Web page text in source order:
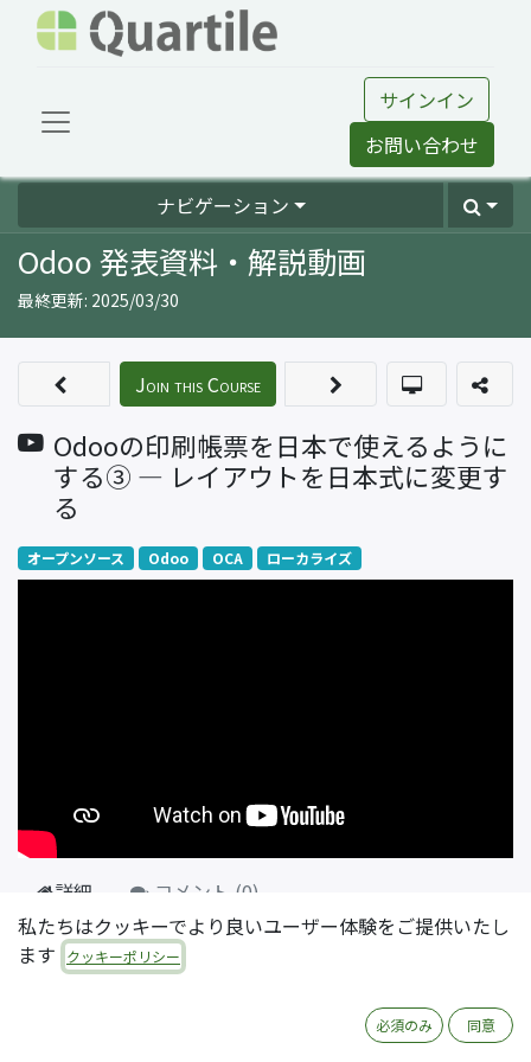
サインイン
お問い合わせ
ナビゲーション
Odoo 発表資料・解説動画
最終更新: 2025/03/30
Odooの印刷帳票を日本で使えるように
する③ ― レイアウトを日本式に変更す
る
Join this Course
オープンソース Odoo OCA ローカライズ
詳細 コメント (0)
日本でOdooの印刷帳票を使うときにありがちな課題のう
ち、帳票のレイアウトを日本で一般的な様式に変更する方
法を解説した動画です。全5回のシリーズの第3回にあたり
私たちはクッキーでより良いユーザー体験をご提供いたし
ます
クッキーポリシー
必須のみ 同意